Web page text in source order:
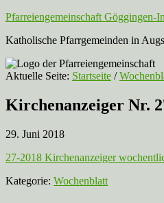
Pfarreiengemeinschaft Göggingen-
Katholische Pfarrgemeinden in
Aktuelle Seite: Startseite /
Kirchenanzeiger Nr.
29. Juni 2018
27-2018 Kirchenanzeiger
Kategorie: Wochenblatt